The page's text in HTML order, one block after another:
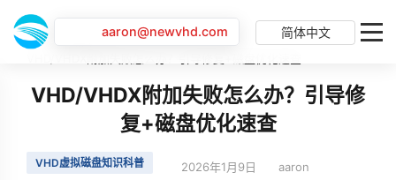
aaron@newvhd.com 简体中文
首页
最新动态
VHD/VHDX附加失败怎么办？引导修
复+磁盘优化速查
VHD虚拟磁盘知识科普 2026年1月9日
aaron